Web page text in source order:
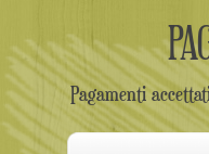
Pagamenti